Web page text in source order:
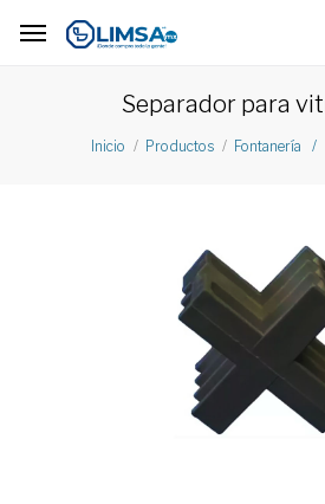
Separador para
Inicio Productos Fontanería /